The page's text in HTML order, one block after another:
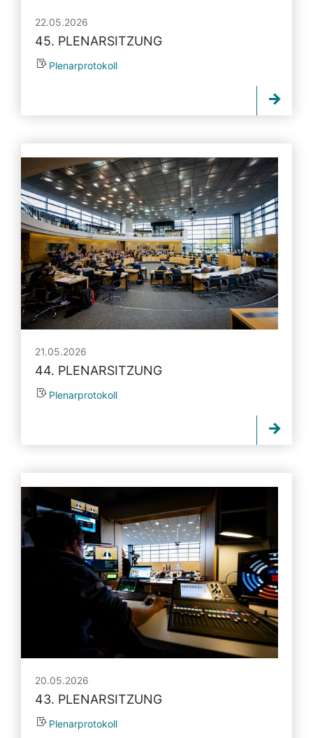
22.05.2026
45. PLENARSITZUNG
Plenarprotokoll
21.05.2026
44. PLENARSITZUNG
Plenarprotokoll
20.05.2026
43. PLENARSITZUNG
Plenarprotokoll